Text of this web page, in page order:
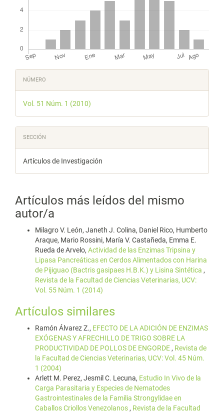
Detalles
del
artículo
NÚMERO
Vol. 51 Núm. 1 (2010)
SECCIÓN
Artículos de Investigación
Artículos más leídos del mismo
autor/a
Milagro V. León, Janeth J. Colina, Daniel Rico, Humberto
Araque, Mario Rossini, María V. Castañeda, Emma E.
Rueda de Arvelo, Actividad de las Enzimas Tripsina y
Lipasa Pancreáticas en Cerdos Alimentados con Harina
de Pijiguao (Bactris gasipaes H.B.K.) y Lisina Sintética ,
Revista de la Facultad de Ciencias Veterinarias, UCV:
Vol. 55 Núm. 1 (2014)
Artículos similares
Ramón Álvarez Z., EFECTO DE LA ADICIÓN DE ENZIMAS
EXÓGENAS Y AFRECHILLO DE TRIGO SOBRE LA
PRODUCTIVIDAD DE POLLOS DE ENGORDE, Revista de
la Facultad de Ciencias Veterinarias, UCV: Vol. 45 Núm.
1 (2004)
Arlett M. Perez, Jesmil C. Lecuna, Estudio In Vivo de la
Carga Parasitaria y Especies de Nematodes
Gastrointestinales de la Familia Strongylidae en
Caballos Criollos Venezolanos, Revista de la Facultad